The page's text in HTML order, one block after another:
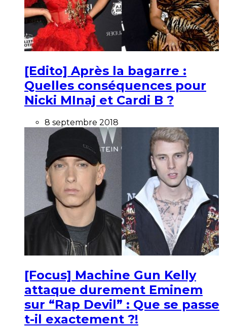
[Edito] Après la bagarre :
Quelles conséquences pour
Nicki MInaj et Cardi B ?
8 septembre 2018
[Focus] Machine Gun Kelly
attaque durement Eminem
sur “Rap Devil” : Que se passe
t-il exactement ?!